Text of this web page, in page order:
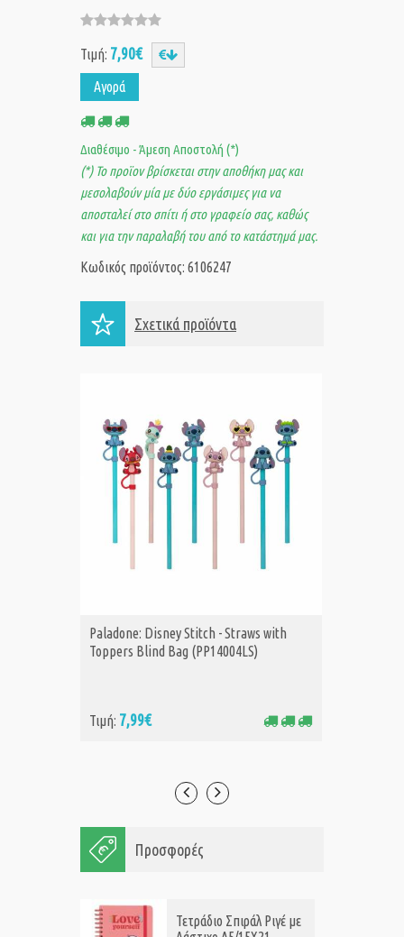
Τιμή: 7,90€
Αγορά
Διαθέσιμο - Άμεση Αποστολή (*)
(*) Το προϊον βρίσκεται στην αποθήκη μας και
μεσολαβούν μία με δύο εργάσιμες για να
αποσταλεί στο σπίτι ή στο γραφείο σας, καθώς
και για την παραλαβή του από το κατάστημά μας.
Κωδικός προϊόντος: 6106247
Σχετικά προϊόντα
ΑΓΟΡΑ
Paladone: Disney Stitch - Straws with
Toppers Blind Bag (PP14004LS)
Τιμή: 7,99€
Προσφορές
Τετράδιο Σπιράλ Ριγέ με